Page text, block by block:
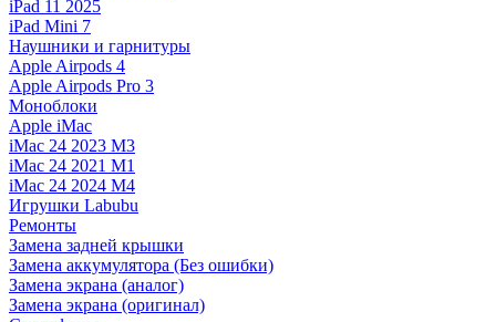
iPad 11 2025
iPad Mini 7
Наушники и гарнитуры
Apple Airpods 4
Apple Airpods Pro 3
Моноблоки
Apple iMac
iMac 24 2023 M3
iMac 24 2021 M1
iMac 24 2024 M4
Игрушки Labubu
Ремонты
Замена задней крышки
Замена аккумулятора (Без ошибки)
Замена экрана (аналог)
Замена экрана (оригинал)